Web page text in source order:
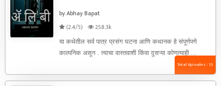
by Abhay Bapat
(2.4/5)
258.3k
या कथेतील सर्व पात्र प्रसंग घटना आणि कथानक हे संपूर्णपणे
काल्पनिक असून . त्याचा वास्तवाशी किंवा दुसऱ्या कोणत्याही ...
Total Episodes : 15